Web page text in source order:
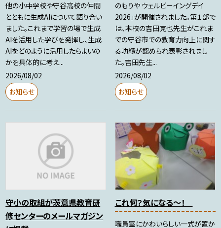
他の小中学校や守谷高校の仲間
とともに生成AIについて語り合い
ました。これまで学習の場で生成
AIを活用した学びを発揮し、生成
AIをどのように活用したらよいの
かを具体的に考え...
2026/08/02
お知らせ
のもりや ウェルビーイングデイ
2026」が開催されました。第１部で
は、本校の吉田克也先生がこれま
での守谷市での教育力向上に関す
る功績が認められ表彰されまし
た。吉田先生...
2026/08/02
お知らせ
守小の取組が茨意県教育研
修センターのメールマガジン
これ何？気になる～！
職員室にかわいらしい一式が置か